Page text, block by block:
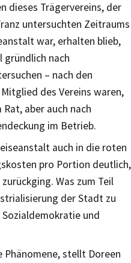
dieses Trägervereins, der
untersuchten Zeitraums
war, erhalten blieb,
gründlich nach
– nach den
des Vereins waren,
aber auch nach
im Betrieb.
auch in die roten
pro Portion deutlich,
Was zum Teil
der Stadt zu
und
Phänomene, stellt Doreen